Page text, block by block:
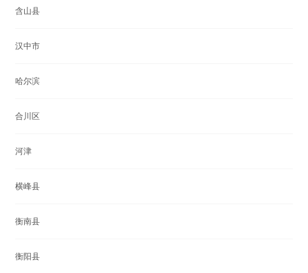
含山县
汉中市
哈尔滨
合川区
河津
横峰县
衡南县
衡阳县